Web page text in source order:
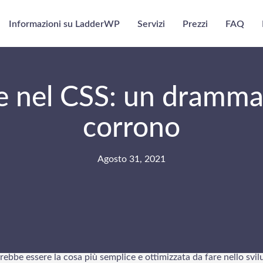
Informazioni su LadderWP Servizi Prezzi FAQ
nel CSS: un
corrono
Agosto 31, 2021
essere la cosa più semplice e ottimizzata da fare nello